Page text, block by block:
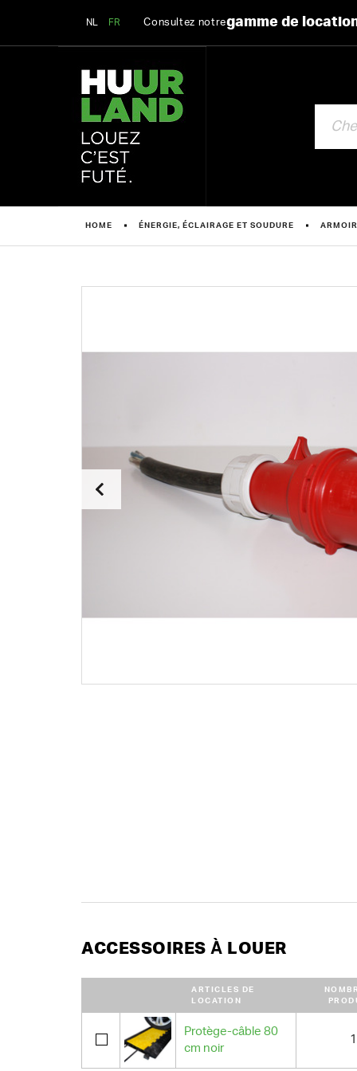
NL FR Consultez notregamme de
HOME ÉNERGIE, ÉCLAIRAGE ET SOUDURE
ACCESSOIRES À LOUER
ARTICLES DE
LOCATION
Protège-câble 80
cm noir
1